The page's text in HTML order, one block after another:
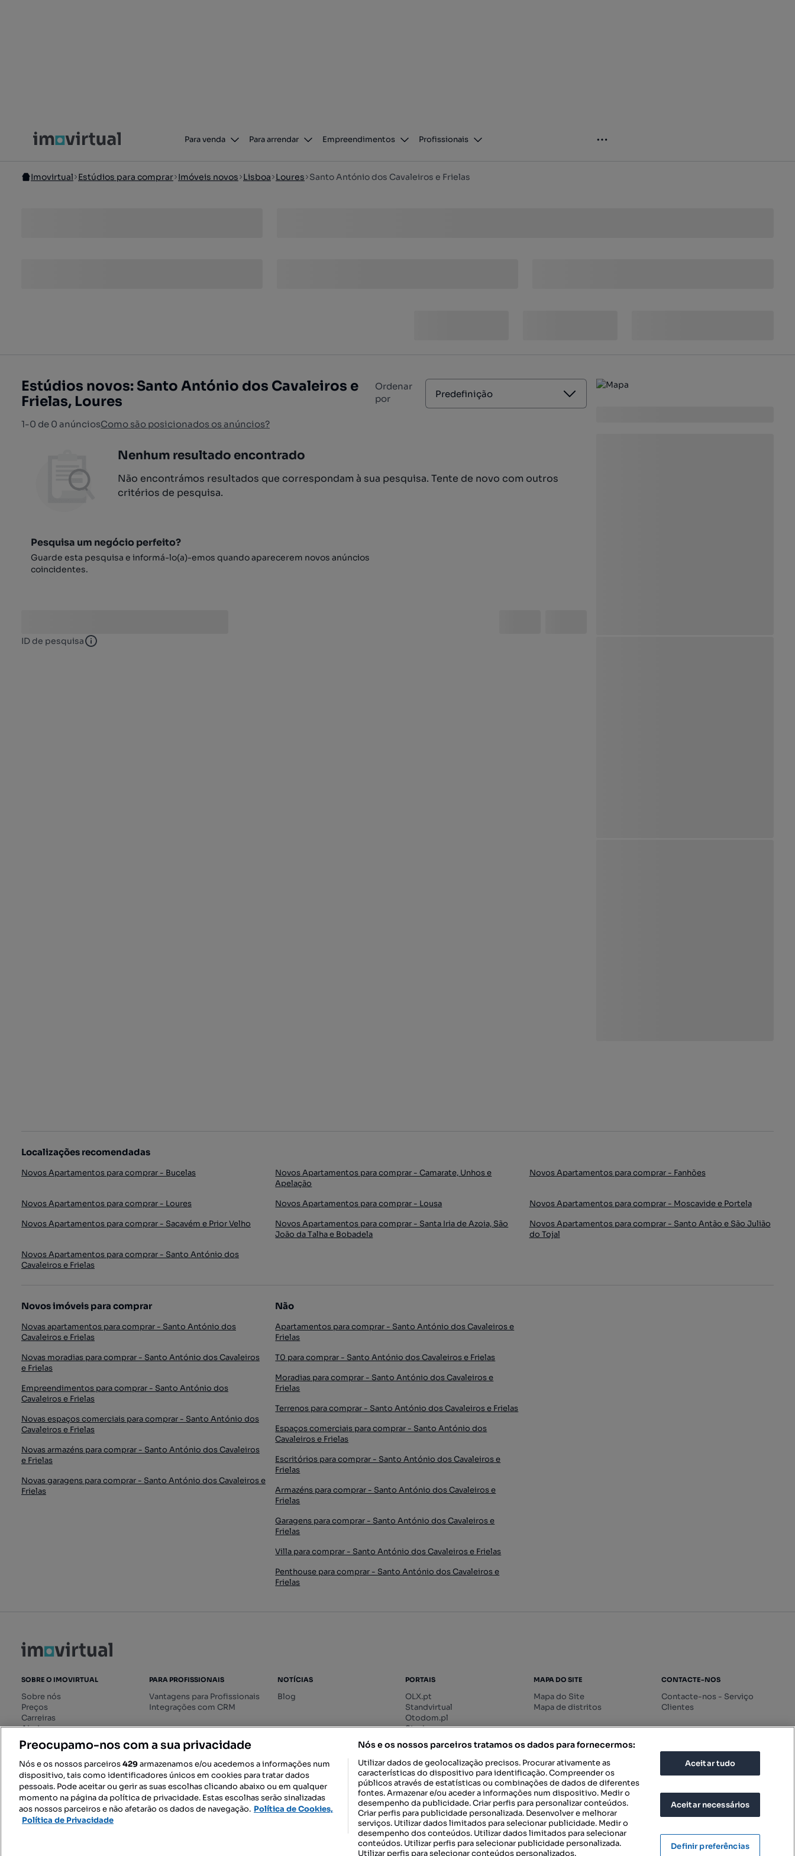
Para venda Para arrendar Empreendimentos Profissionais
Imovirtual Estúdios para comprar Imóveis novos Lisboa Loures Santo António dos Cavaleiros e Frielas
Estúdios novos: Santo António dos Cavaleiros e
Frielas, Loures
1-0 de 0 anúnciosComo são posicionados os anúncios?
Ordenar
por
Predefinição
Nenhum resultado encontrado
Não encontrámos resultados que correspondam à sua pesquisa. Tente de novo com outros
critérios de pesquisa.
Pesquisa um negócio perfeito?
Guarde esta pesquisa e informá-lo(a)-emos quando aparecerem novos anúncios
coincidentes.
ID de pesquisa ID de pesquisa
Localizações recomendadas
Novos Apartamentos para comprar - Bucelas
Novos Apartamentos para comprar - Camarate, Unhos e
Apelação
Novos Apartamentos para comprar - Fanhões
Novos Apartamentos para comprar - Loures Novos Apartamentos para comprar - Lousa
Novos Apartamentos para comprar - Moscavide e Portela
Novos Apartamentos para comprar - Sacavém e Prior Velho
Novos Apartamentos para comprar - Santa Iria de Azoia, São
João da Talha e Bobadela
Novos Apartamentos para comprar - Santo Antão e São Julião
do Tojal
Novos Apartamentos para comprar - Santo António dos
Cavaleiros e Frielas
Novos imóveis para comprar
Novas apartamentos para comprar - Santo António dos
Cavaleiros e Frielas
Novas moradias para comprar - Santo António dos Cavaleiros
e Frielas
Empreendimentos para comprar - Santo António dos
Cavaleiros e Frielas
Novas espaços comerciais para comprar - Santo António dos
Cavaleiros e Frielas
Novas armazéns para comprar - Santo António dos Cavaleiros
e Frielas
Novas garagens para comprar - Santo António dos Cavaleiros e
Frielas
Não
Apartamentos para comprar - Santo António dos Cavaleiros e
Frielas
T0 para comprar - Santo António dos Cavaleiros e Frielas
Moradias para comprar - Santo António dos Cavaleiros e
Frielas
Terrenos para comprar - Santo António dos Cavaleiros e Frielas
Espaços comerciais para comprar - Santo António dos
Cavaleiros e Frielas
Escritórios para comprar - Santo António dos Cavaleiros e
Frielas
Armazéns para comprar - Santo António dos Cavaleiros e
Frielas
Garagens para comprar - Santo António dos Cavaleiros e
Frielas
Villa para comprar - Santo António dos Cavaleiros e Frielas
Penthouse para comprar - Santo António dos Cavaleiros e
Frielas
SOBRE O IMOVIRTUAL
Sobre nós
Preços
Carreiras
Ajuda
Livro de Reclamações online
Regulamento dos Serviços
Digitais
PARA PROFISSIONAIS
Vantagens para Profissionais
Integrações com CRM
NOTÍCIAS
Blog
PORTAIS
OLX.pt
Standvirtual
Otodom.pl
Storia.ro
MAPA DO SITE
Mapa do Site
Mapa de distritos
CONTACTE-NOS
Contacte-nos - Serviço
Clientes
SIGA-NOS: DESCARREGAR NA:
Preocupamo-nos com a sua privacidade
Nós e os nossos parceiros429armazenamos e/ou acedemos a informações num
dispositivo, tais como identificadores únicos em cookies para tratar dados
pessoais. Pode aceitar ou gerir as suas escolhas clicando abaixo ou em qualquer
momento na página da política de privacidade. Estas escolhas serão sinalizadas
aos nossos parceiros e não afetarão os dados de navegação. Política de Cookies,
Política de Privacidade
Nós e os nossos parceiros tratamos os dados para fornecermos:
Utilizar dados de geolocalização precisos. Procurar ativamente as
características do dispositivo para identificação. Compreender os
públicos através de estatísticas ou combinações de dados de diferentes
fontes. Armazenar e/ou aceder a informações num dispositivo. Medir o
desempenho da publicidade. Criar perfis para personalizar conteúdos.
Criar perfis para publicidade personalizada. Desenvolver e melhorar
serviços. Utilizar dados limitados para selecionar publicidade. Medir o
desempenho dos conteúdos. Utilizar dados limitados para selecionar
conteúdos. Utilizar perfis para selecionar publicidade personalizada.
Utilizar perfis para selecionar conteúdos personalizados.
Aceitar tudo
Aceitar necessários
Definir preferências